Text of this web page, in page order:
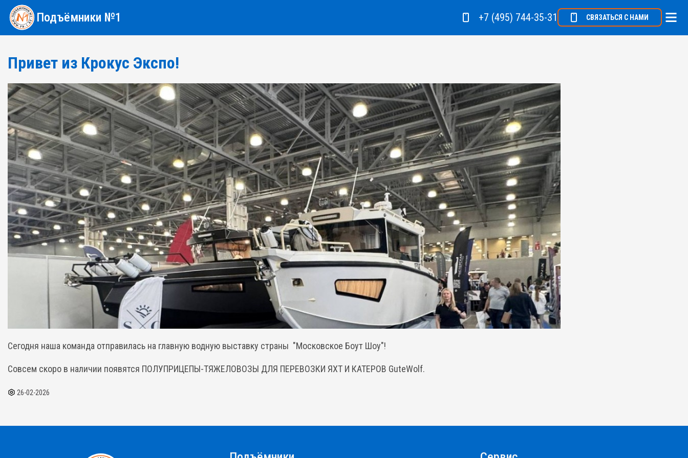
Подъёмники №1 +7 (495) 744-35-31 СВЯЗАТЬСЯ С НАМИ
Привет из Крокус Экспо!
Сегодня наша команда отправилась на главную водную выставку страны "Московское Боут Шоу"!
Cовсем скоро в наличии появятся ПОЛУПРИЦЕПЫ-ТЯЖЕЛОВОЗЫ ДЛЯ ПЕРЕВОЗКИ ЯХТ И КАТЕРОВ GuteWolf.
26-02-2026